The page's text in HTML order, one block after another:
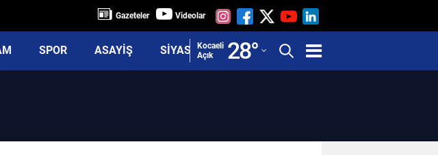
Gazeteler Videolar
SPOR ASAYİŞ SİYASETKocaeli
Açık
28°
Adana
Adıyaman